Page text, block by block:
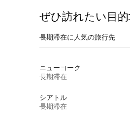
ぜひ訪⁠れ⁠た⁠い目⁠
長期滞在に人気の旅行先
ニューヨーク
長期滞在
シアトル
長期滞在